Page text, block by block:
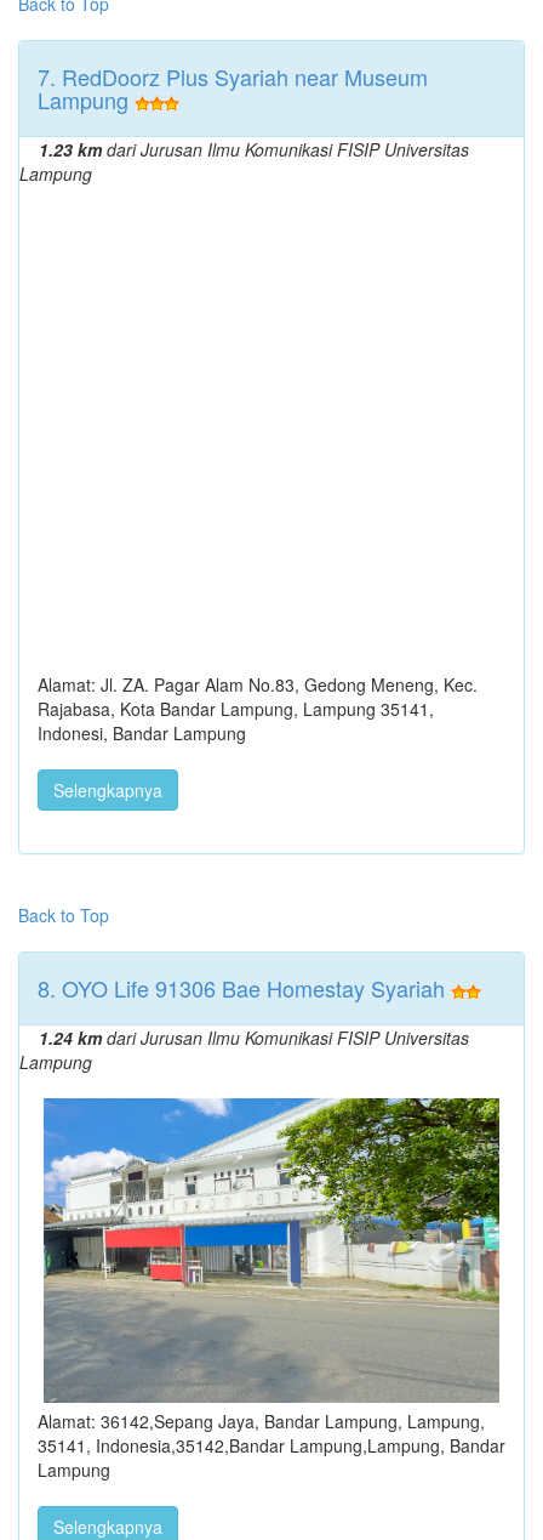
7. RedDoorz Plus Syariah near Museum
Lampung
1.23 kmdari Jurusan Ilmu Komunikasi FISIP Universitas
Lampung
Alamat: Jl. ZA. Pagar Alam No.83, Gedong Meneng, Kec.
Rajabasa, Kota Bandar Lampung, Lampung 35141,
Indonesi, Bandar Lampung
Selengkapnya
Back to Top
8. OYO Life 91306 Bae Homestay Syariah
1.24 kmdari Jurusan Ilmu Komunikasi FISIP Universitas
Lampung
Alamat: 36142,Sepang Jaya, Bandar Lampung, Lampung,
35141, Indonesia,35142,Bandar Lampung,Lampung, Bandar
Lampung
Selengkapnya